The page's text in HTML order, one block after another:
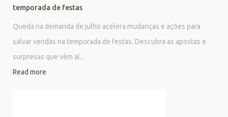
temporada de festas
Queda na demanda de julho acelera mudanças e ações para
salvar vendas na temporada de festas. Descubra as apostas e
surpresas que vêm aí...
Read more